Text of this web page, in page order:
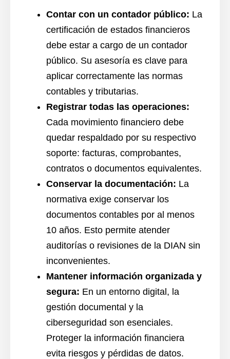
Contar con un contador público: La
certificación de estados financieros
debe estar a cargo de un contador
público. Su asesoría es clave para
aplicar correctamente las normas
contables y tributarias.
Registrar todas las operaciones:
Cada movimiento financiero debe
quedar respaldado por su respectivo
soporte: facturas, comprobantes,
contratos o documentos equivalentes.
Conservar la documentación: La
normativa exige conservar los
documentos contables por al menos
10 años. Esto permite atender
auditorías o revisiones de la DIAN sin
inconvenientes.
Mantener información organizada y
segura: En un entorno digital, la
gestión documental y la
ciberseguridad son esenciales.
Proteger la información financiera
evita riesgos y pérdidas de datos.